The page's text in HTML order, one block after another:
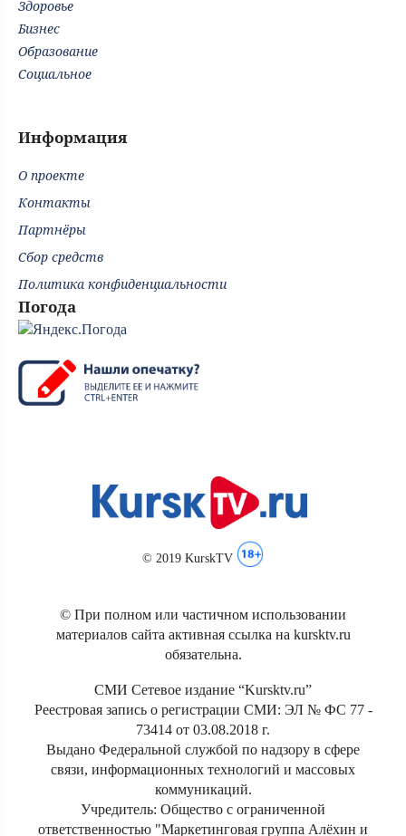
Здоровье
Бизнес
Образование
Социальное
Информация
О проекте
Контакты
Партнёры
Сбор средств
Политика конфиденциальности
Погода
© 2019 KurskTV
© При полном или частичном использовании
материалов сайта активная ссылка на kursktv.ru
обязательна.
СМИ Сетевое издание “Kursktv.ru”
Реестровая запись о регистрации СМИ: ЭЛ № ФС 77 -
73414 от 03.08.2018 г.
Выдано Федеральной службой по надзору в сфере
связи, информационных технологий и массовых
коммуникаций.
Учредитель: Общество с ограниченной
ответственностью "Маркетинговая группа Алёхин и